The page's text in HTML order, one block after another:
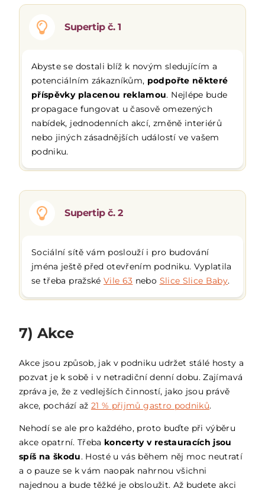
Supertip č. 1
Abyste se dostali blíž k novým sledujícím a
potenciálním zákazníkům, podpořte některé
příspěvky placenou reklamou. Nejlépe bude
propagace fungovat u časově omezených
nabídek, jednodenních akcí, změně interiérů
nebo jiných zásadnějších událostí ve vašem
podniku.
Supertip č. 2
Sociální sítě vám poslouží i pro budování
jména ještě před otevřením podniku. Vyplatila
se třeba pražské Vile 63 nebo Slice Slice Baby.
7) Akce
Akce jsou způsob, jak v podniku udržet stálé hosty a
pozvat je k sobě i v netradiční denní dobu. Zajímavá
zpráva je, že z vedlejších činností, jako jsou právě
akce, pochází až 21 % přijmů gastro podniků.
Nehodí se ale pro každého, proto buďte při výběru
akce opatrní. Třeba koncerty v restauracích jsou
spíš na škodu. Hosté u vás během něj moc neutratí
a o pauze se k vám naopak nahrnou všichni
najednou a bude těžké je obsloužit. Až budete akci